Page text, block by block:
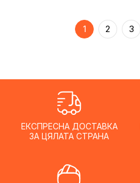
page
1 2 3
ЕКСПРЕСНА ДОСТАВКА
ЗА ЦЯЛАТА СТРАНА